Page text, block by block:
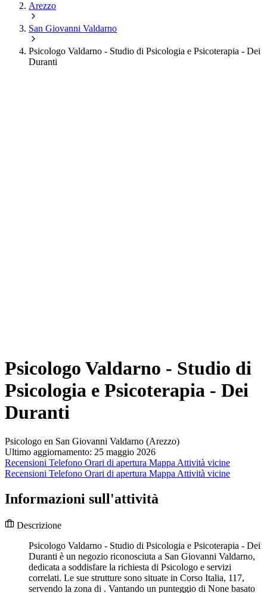
Arezzo
San Giovanni Valdarno
Psicologo Valdarno - Studio di Psicologia e Psicoterapia - Dei
Duranti
Psicologo Valdarno - Studio di
Psicologia e Psicoterapia - Dei
Duranti
Psicologo en San Giovanni Valdarno (Arezzo)
Ultimo aggiornamento: 25 maggio 2026
Recensioni Telefono Orari di apertura Mappa Attività vicine
Recensioni Telefono Orari di apertura Mappa Attività vicine
Informazioni sull'attività
Descrizione
Psicologo Valdarno - Studio di Psicologia e Psicoterapia - Dei
Duranti è un negozio riconosciuta a San Giovanni Valdarno,
dedicata a soddisfare la richiesta di Psicologo e servizi
correlati. Le sue strutture sono situate in Corso Italia, 117,
servendo la zona di . Vantando un punteggio di None basato